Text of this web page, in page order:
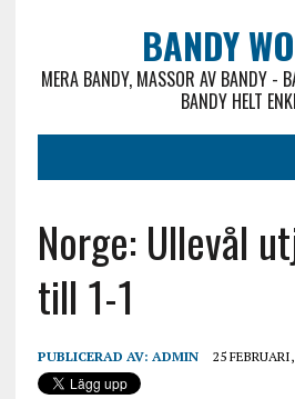
BANDY
MERA BANDY, MASSOR AV BANDY -
BANDY HELT
Norge: Ullevål
till 1-1
PUBLICERAD AV: ADMIN 25